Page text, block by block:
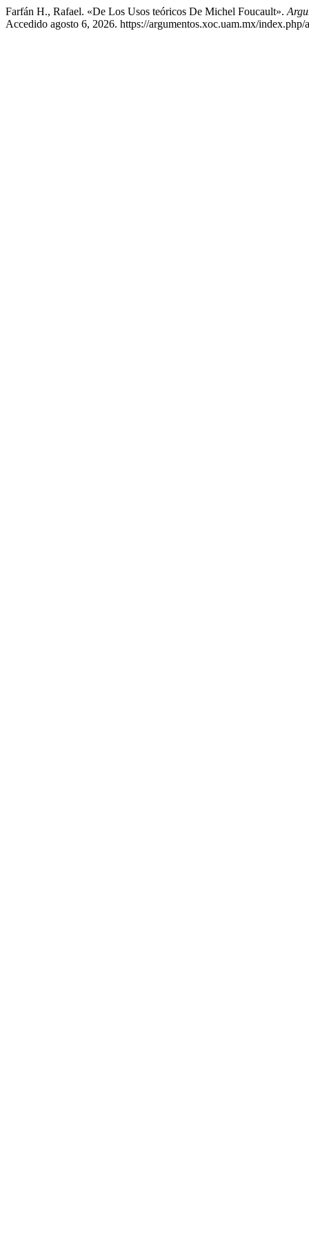
Farfán H., Rafael. «De Los Usos teóricos De Michel Foucault».
Accedido agosto 6, 2026. https://argumentos.xoc.uam.mx/